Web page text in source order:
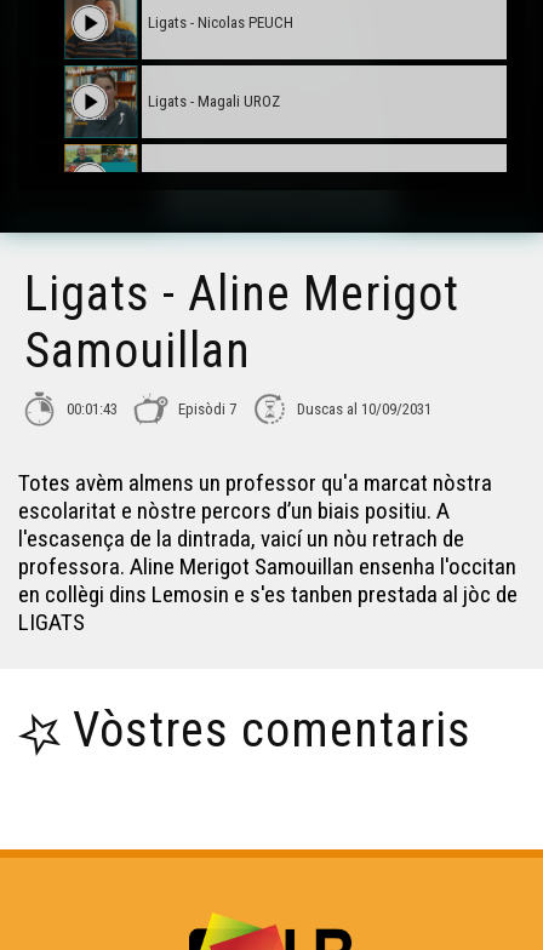
Ligats - Nicolas PEUCH
Ligats - Magali UROZ
Ligats - Renaud Savy
Ligats - Aline Merigot
Samouillan
00:01:43 Episòdi 7 Duscas al 10/09/2031
Totes avèm almens un professor qu'a marcat nòstra
escolaritat e nòstre percors d’un biais positiu. A
l'escasença de la dintrada, vaicí un nòu retrach de
professora. Aline Merigot Samouillan ensenha l'occitan
en collègi dins Lemosin e s'es tanben prestada al jòc de
LIGATS
Vòstres comentaris